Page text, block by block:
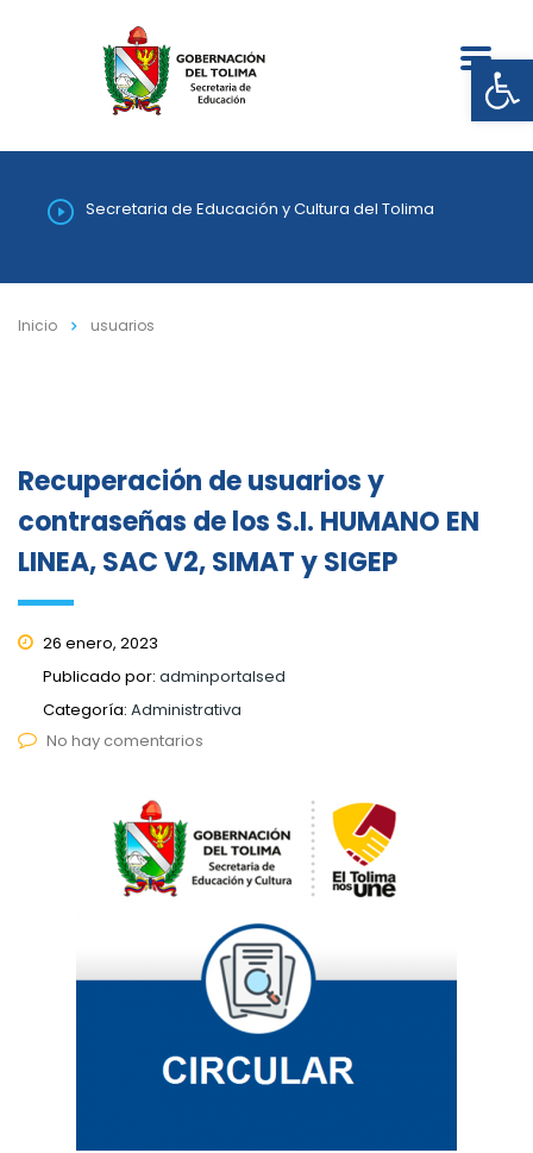
Secretaria de Educación y Cultura del Tolima
Inicio usuarios
Recuperación de usuarios y
contraseñas de los S.I. HUMANO EN
LINEA, SAC V2, SIMAT y SIGEP
26 enero, 2023
Publicado por: adminportalsed
Categoría: Administrativa
No hay comentarios